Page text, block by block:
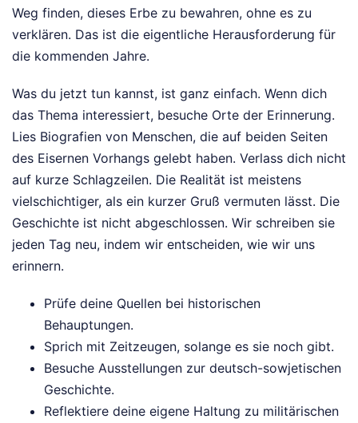
Weg finden, dieses Erbe zu bewahren, ohne es zu
verklären. Das ist die eigentliche Herausforderung für
die kommenden Jahre.
Was du jetzt tun kannst, ist ganz einfach. Wenn dich
das Thema interessiert, besuche Orte der Erinnerung.
Lies Biografien von Menschen, die auf beiden Seiten
des Eisernen Vorhangs gelebt haben. Verlass dich nicht
auf kurze Schlagzeilen. Die Realität ist meistens
vielschichtiger, als ein kurzer Gruß vermuten lässt. Die
Geschichte ist nicht abgeschlossen. Wir schreiben sie
jeden Tag neu, indem wir entscheiden, wie wir uns
erinnern.
Prüfe deine Quellen bei historischen
Behauptungen.
Sprich mit Zeitzeugen, solange es sie noch gibt.
Besuche Ausstellungen zur deutsch-sowjetischen
Geschichte.
Reflektiere deine eigene Haltung zu militärischen